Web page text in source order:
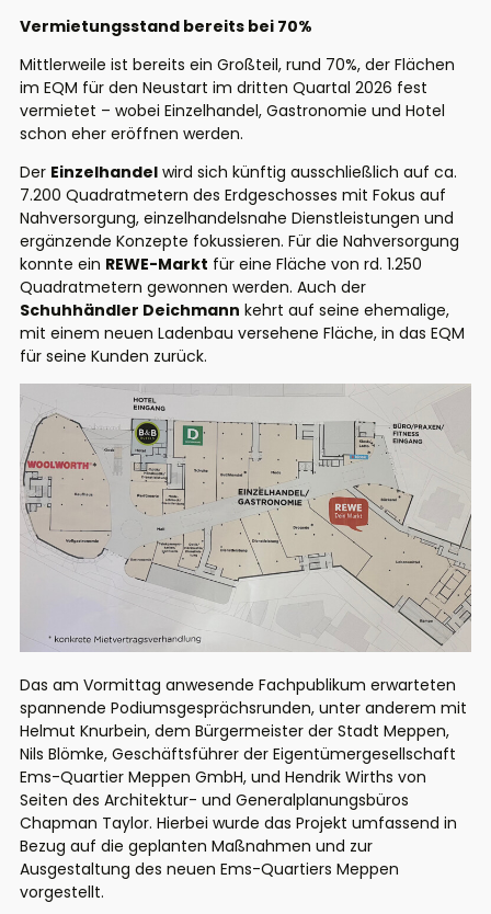
Vermietungsstand bereits bei 70%
Mittlerweile ist bereits ein Großteil, rund 70%, der Flächen
im EQM für den Neustart im dritten Quartal 2026 fest
vermietet – wobei Einzelhandel, Gastronomie und Hotel
schon eher eröffnen werden.
Der Einzelhandel wird sich künftig ausschließlich auf ca.
7.200 Quadratmetern des Erdgeschosses mit Fokus auf
Nahversorgung, einzelhandelsnahe Dienstleistungen und
ergänzende Konzepte fokussieren. Für die Nahversorgung
konnte ein REWE-Markt für eine Fläche von rd. 1.250
Quadratmetern gewonnen werden. Auch der
Schuhhändler Deichmann kehrt auf seine ehemalige,
mit einem neuen Ladenbau versehene Fläche, in das EQM
für seine Kunden zurück.
Das am Vormittag anwesende Fachpublikum erwarteten
spannende Podiumsgesprächsrunden, unter anderem mit
Helmut Knurbein, dem Bürgermeister der Stadt Meppen,
Nils Blömke, Geschäftsführer der Eigentümergesellschaft
Ems-Quartier Meppen GmbH, und Hendrik Wirths von
Seiten des Architektur- und Generalplanungsbüros
Chapman Taylor. Hierbei wurde das Projekt umfassend in
Bezug auf die geplanten Maßnahmen und zur
Ausgestaltung des neuen Ems-Quartiers Meppen
vorgestellt.